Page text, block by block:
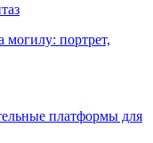
могилу: портрет,
платформы для